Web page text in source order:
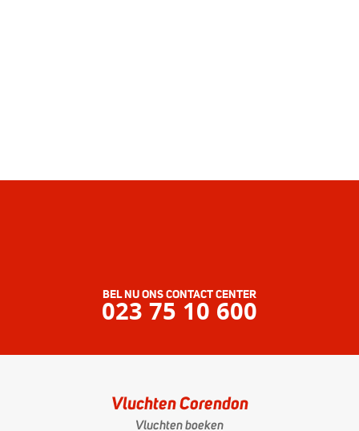
BEL NU ONS CONTACT CENTER
023 75 10 600
Vluchten Corendon
Vluchten boeken